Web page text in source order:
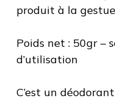
produit à la
Poids net : 50gr –
d’utilisation
C’est un